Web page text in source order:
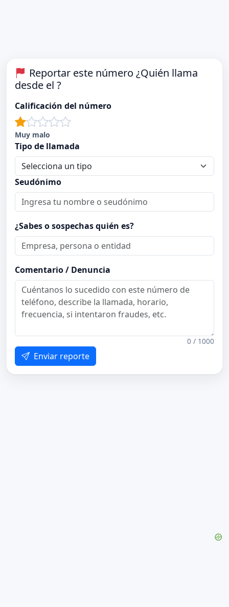
Reportar este número ¿Quién llama
desde el ?
Calificación del número
Muy malo
Tipo de llamada
Seudónimo
¿Sabes o sospechas quién es?
Comentario / Denuncia
0 / 1000
Enviar reporte